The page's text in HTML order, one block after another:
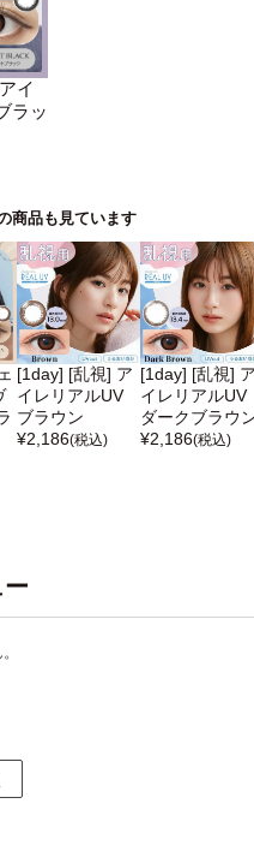
イ
ラッ
商品も見ています
[1day] [乱視] ア
イレリアルUV
ブラウン
¥2,186(税込)
[1day] [乱視] ア
イレリアルUV
ダークブラウ
¥2,186(税込)